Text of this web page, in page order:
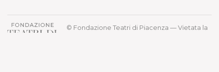
© Fondazione Teatri di Piacenza — Vietata la